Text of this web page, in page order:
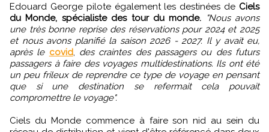
Edouard George pilote également les destinées de Ciels
du Monde, spécialiste des tour du monde.
"Nous avons
une très bonne reprise des réservations pour 2024 et 2025
et nous avons planifié la saison 2026 - 2027. Il y avait eu,
après le covid, des craintes des passagers ou des futurs
passagers à faire des voyages multidestinations. Ils ont été
un peu frileux de reprendre ce type de voyage en pensant
que si une destination se refermait cela pouvait
compromettre le voyage".
Ciels du Monde commence à faire son nid au sein du